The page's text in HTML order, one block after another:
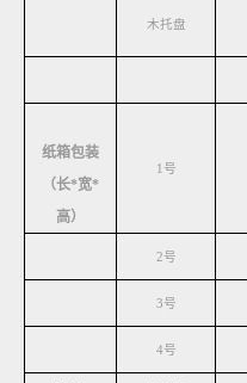
木托盘
纸箱包装
（长*宽*
高）
1号
2号
3号
4号